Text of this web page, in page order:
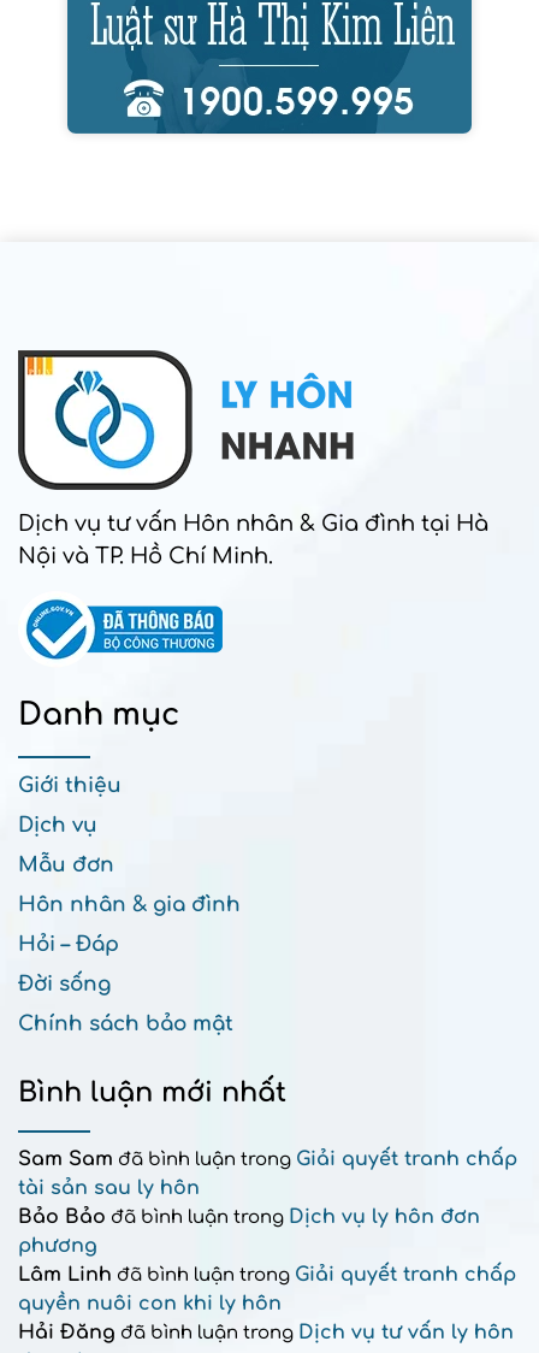
Dịch vụ tư vấn Hôn nhân & Gia đình tại Hà
Nội và TP. Hồ Chí Minh.
Danh mục
Giới thiệu
Dịch vụ
Mẫu đơn
Hôn nhân & gia đình
Hỏi – Đáp
Đời sống
Chính sách bảo mật
Bình luận mới nhất
Sam Sam đã bình luận trong Giải quyết tranh chấp
tài sản sau ly hôn
Bảo Bảo đã bình luận trong Dịch vụ ly hôn đơn
phương
Lâm Linh đã bình luận trong Giải quyết tranh chấp
quyền nuôi con khi ly hôn
Hải Đăng đã bình luận trong Dịch vụ tư vấn ly hôn